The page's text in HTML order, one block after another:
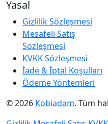
Yasal
Gizlilik Sözleşmesi
Mesafeli Satış
Sözleşmesi
KVKK Sözleşmesi
İade & İptal Koşulları
Ödeme Yöntemleri
© 2026 Kobiadam. Tüm